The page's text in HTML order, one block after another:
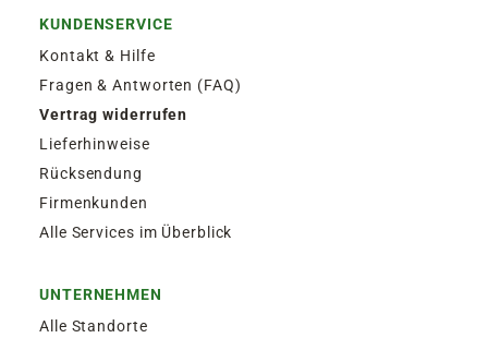
KUNDENSERVICE
Kontakt & Hilfe
Fragen & Antworten (FAQ)
Vertrag widerrufen
Lieferhinweise
Rücksendung
Firmenkunden
Alle Services im Überblick
UNTERNEHMEN
Alle Standorte